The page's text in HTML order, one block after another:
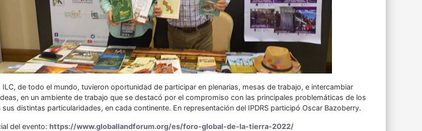
ILC, de todo el mundo, tuvieron oportunidad de participar en plenarias, mesas de trabajo, e intercambiar
en un ambiente de trabajo que se destacó por el compromiso con las principales problemáticas de los
distintas particularidades, en cada continente. En representación del IPDRS participó Oscar Bazoberry.
del evento: https://www.globallandforum.org/es/foro-global-de-la-tierra-2022/